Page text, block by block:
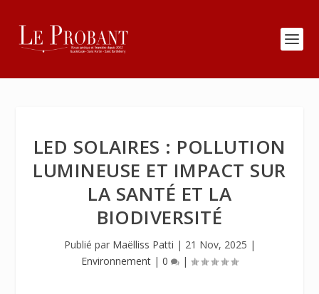
LED SOLAIRES : POLLUTION
LUMINEUSE ET IMPACT SUR
LA SANTÉ ET LA
BIODIVERSITÉ
Publié par Maëlliss Patti | 21 Nov, 2025 |
Environnement | 0 |